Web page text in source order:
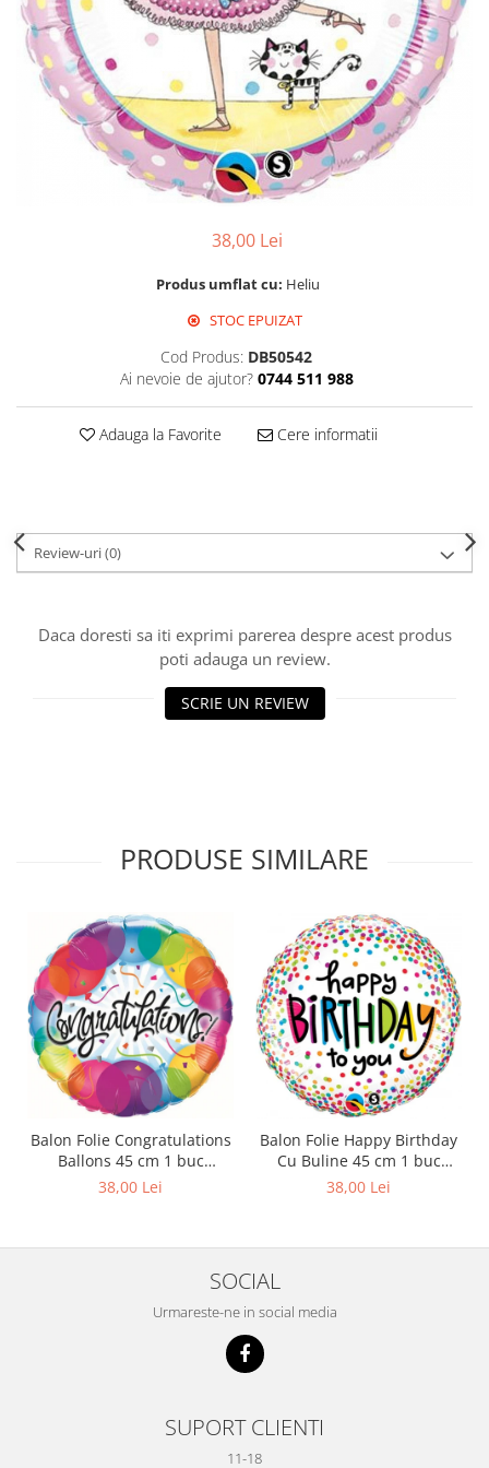
Propsuri
Suflatori
Farfurii,pahare & servetele
Ornamente sala
38,00 Lei
Produs umflat cu: Heliu
STOC EPUIZAT
Cod Produs: DB50542
Ai nevoie de ajutor? 0744 511 988
Adauga la Favorite Cere informatii
Review-uri(0)
Daca doresti sa iti exprimi parerea despre acest produs
poti adauga un review.
SCRIE UN REVIEW
PRODUSE SIMILARE
Balon Folie Congratulations
Ballons 45 cm 1 buc
DB33360
38,00 Lei
Balon Folie Happy Birthday
Cu Buline 45 cm 1 buc
DB28126
38,00 Lei
SOCIAL
Urmareste-ne in social media
SUPORT CLIENTI
11-18